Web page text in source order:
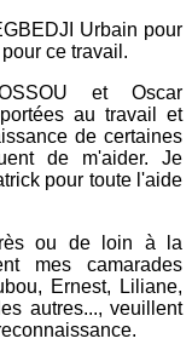
Urbain pour
ce travail.
et Oscar
au travail et
de certaines
de m'aider. Je
pour toute l'aide
ou de loin à la
mes camarades
Ernest, Liliane,
autres..., veuillent